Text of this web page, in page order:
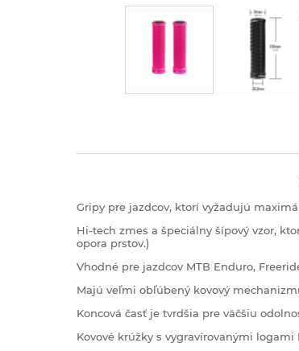
Gripy pre jazdcov, ktorí vyžadujú
Hi-tech zmes a špeciálny šípový vzor,
opora prstov.)
Vhodné pre jazdcov MTB Enduro,
Majú veľmi obľúbený kovový
Koncová časť je tvrdšia pre väčšiu
Kovové krúžky s vygravírovanými logami